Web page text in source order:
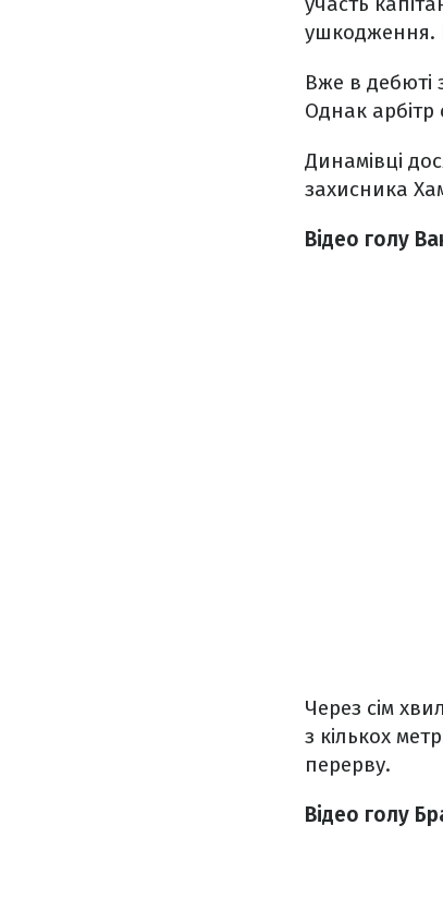
ушкодження.
Вже в дебюті
Однак арбітр
Динамівці
захисника
Відео голу
Через сім
з кількох
перерву.
Відео голу